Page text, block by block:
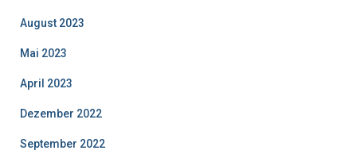
August 2023
Mai 2023
April 2023
Dezember 2022
September 2022